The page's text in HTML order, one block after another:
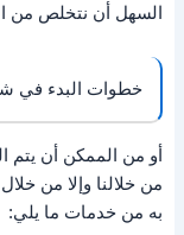
السهل أن نتخلص من
خطوات البدء في
أو من الممكن أن يتم
من خلالنا وإلا من
به من خدمات ما يلي: